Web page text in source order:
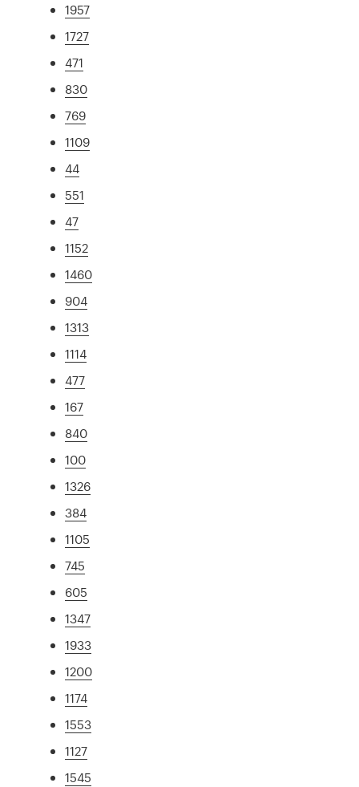
1957
1727
471
830
769
1109
44
551
47
1152
1460
904
1313
1114
477
167
840
100
1326
384
1105
745
605
1347
1933
1200
1174
1553
1127
1545